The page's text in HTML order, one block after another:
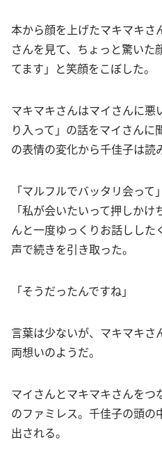
本から顔を上げたマキマキさ
さんを見て、ちょっと驚いた
てます」と笑顔をこぼした。
マキマキさんはマイさんに悪
り入って」の話をマイさん
の表情の変化から千佳子は読
「マルフルでバッタリ会って
「私が会いたいって押しか
んと一度ゆっくりお話しした
声で続きを引き取った。
「そうだったんですね」
言葉は少ないが、マキマキさ
両想いのようだ。
マイさんとマキマキさんをつ
のファミレス。千佳子の頭
出される。